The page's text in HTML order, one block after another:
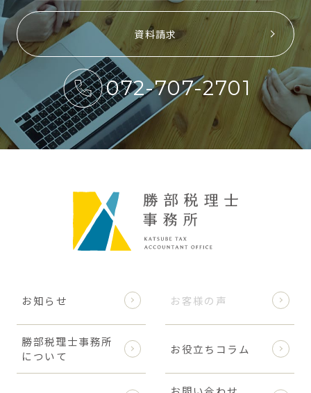
資料請求
072-707-2701
お知らせ お客様の声
勝部税理士事務所
について
お役立ちコラム